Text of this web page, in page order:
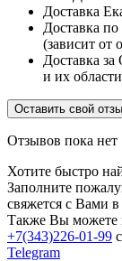
Доставка
Доставка
(зависит от
Доставка
и их
Оставить свой
Отзывов пока нет
Хотите быстро
Заполните
свяжется с Вами
Также Вы можете
+7(343)226-01-99
Telegram